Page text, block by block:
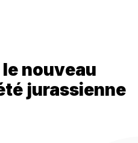
nouveau
jurassienne